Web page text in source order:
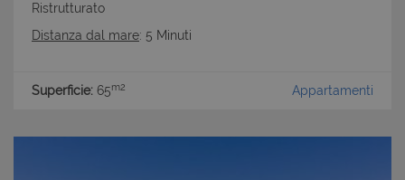
Ristrutturato
Distanza dal mare: 5 Minuti
Superficie: 65m2 Appartamenti